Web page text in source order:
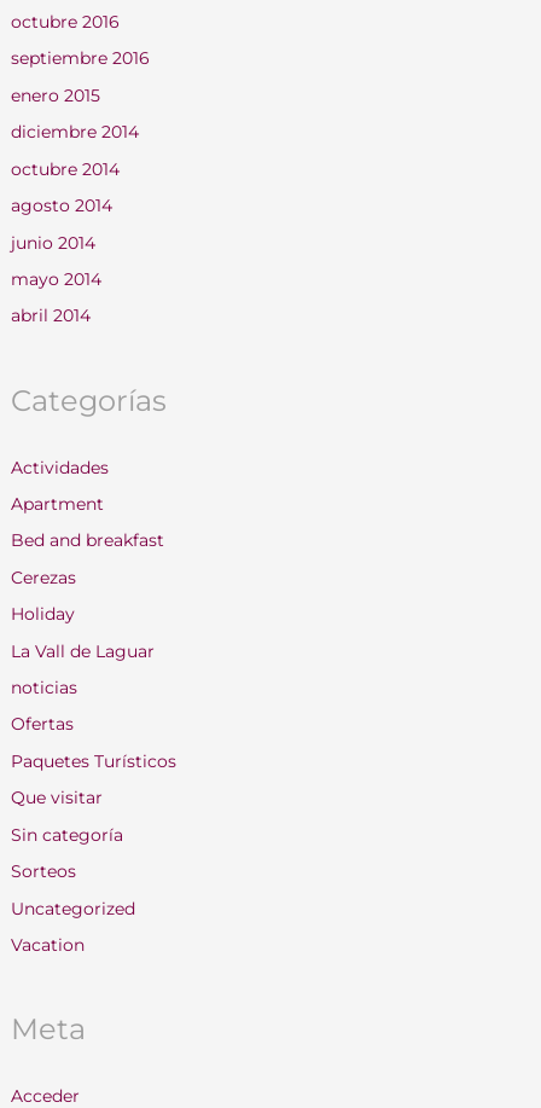
octubre 2016
septiembre 2016
enero 2015
diciembre 2014
octubre 2014
agosto 2014
junio 2014
mayo 2014
abril 2014
Categorías
Actividades
Apartment
Bed and breakfast
Cerezas
Holiday
La Vall de Laguar
noticias
Ofertas
Paquetes Turísticos
Que visitar
Sin categoría
Sorteos
Uncategorized
Vacation
Meta
Acceder